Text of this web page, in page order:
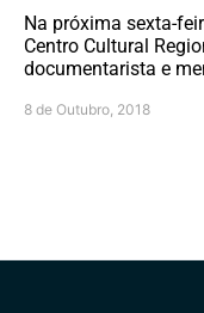
Na próxima sexta-
Centro Cultural
documentarista e
8 de Outubro, 2018